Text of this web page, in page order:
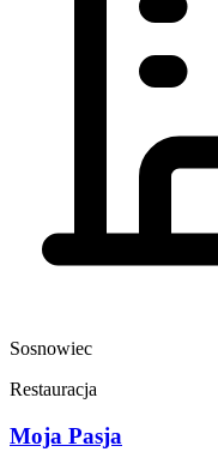
Sosnowiec
Restauracja
Moja Pasja